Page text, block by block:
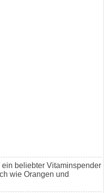
beliebter Vitaminspender
wie Orangen und